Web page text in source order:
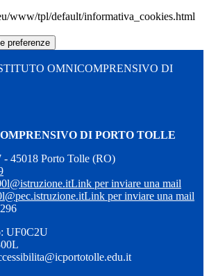
www/tpl/default/informativa_cookies.html
preferenze
OMNICOMPRENSIVO DI
DI PORTO TOLLE
- 45018 Porto Tolle (RO)
Link per inviare una mail
Link per inviare una mail
UF0C2U